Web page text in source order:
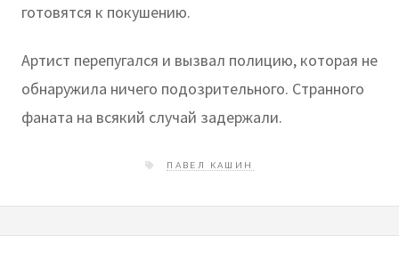
готовятся к покушению.
Артист перепугался и вызвал полицию, которая не
обнаружила ничего подозрительного. Странного
фаната на всякий случай задержали.
ПАВЕЛ КАШИН